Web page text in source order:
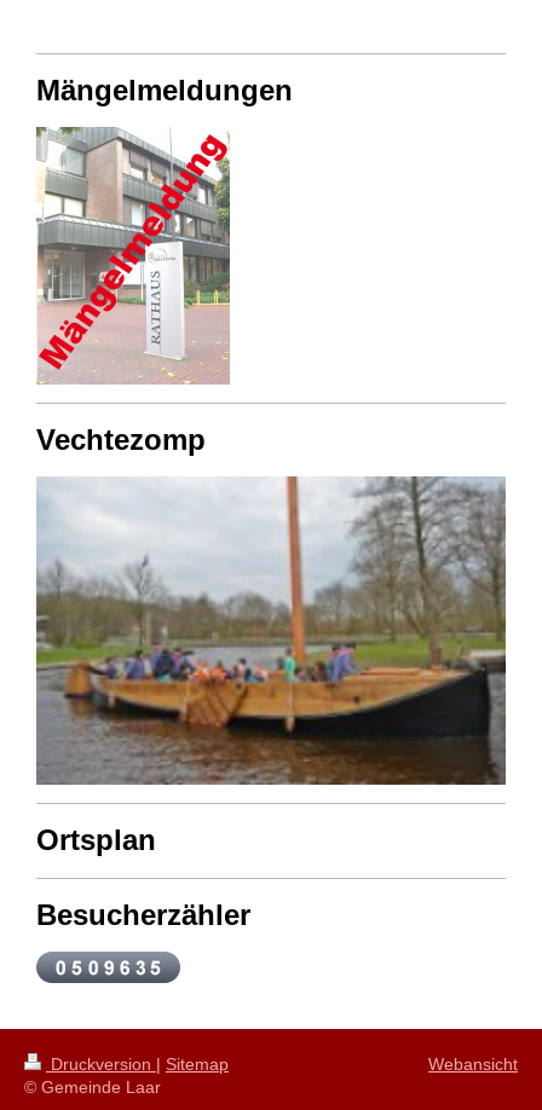
Mängelmeldungen
Vechtezomp
Ortsplan
Besucherzähler
Druckversion | Sitemap
© Gemeinde Laar
Webansicht